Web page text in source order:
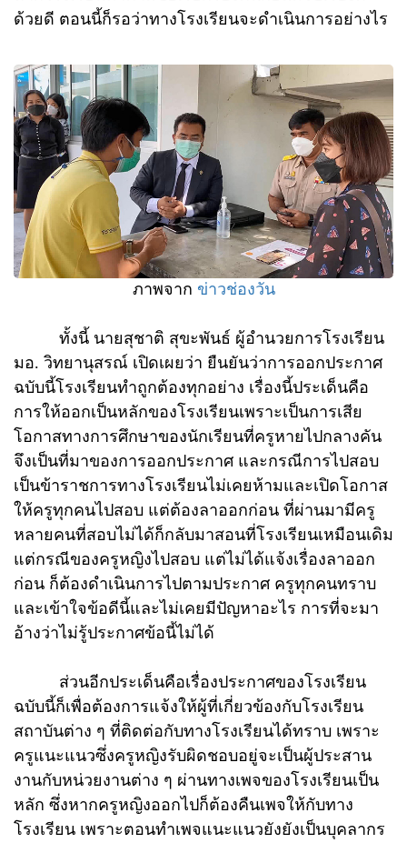
ด้วยดี ตอนนี้ก็รอว่าทางโรงเรียนจะดำเนินการอย่างไร
ภาพจาก ข่าวช่องวัน
ทั้งนี้ นายสุชาติ สุขะพันธ์ ผู้อำนวยการโรงเรียน
มอ. วิทยานุสรณ์ เปิดเผยว่า ยืนยันว่าการออกประกาศ
ฉบับนี้โรงเรียนทำถูกต้องทุกอย่าง เรื่องนี้ประเด็นคือ
การให้ออกเป็นหลักของโรงเรียนเพราะเป็นการเสีย
โอกาสทางการศึกษาของนักเรียนที่ครูหายไปกลางคัน
จึงเป็นที่มาของการออกประกาศ และกรณีการไปสอบ
เป็นข้าราชการทางโรงเรียนไม่เคยห้ามและเปิดโอกาส
ให้ครูทุกคนไปสอบ แต่ต้องลาออกก่อน ที่ผ่านมามีครู
หลายคนที่สอบไม่ได้ก็กลับมาสอนที่โรงเรียนเหมือนเดิม
แต่กรณีของครูหญิงไปสอบ แต่ไม่ได้แจ้งเรื่องลาออก
ก่อน ก็ต้องดำเนินการไปตามประกาศ ครูทุกคนทราบ
และเข้าใจข้อดีนี้และไม่เคยมีปัญหาอะไร การที่จะมา
อ้างว่าไม่รู้ประกาศข้อนี้ไม่ได้
ส่วนอีกประเด็นคือเรื่องประกาศของโรงเรียน
ฉบับนี้ก็เพื่อต้องการแจ้งให้ผู้ที่เกี่ยวข้องกับโรงเรียน
สถาบันต่าง ๆ ที่ติดต่อกับทางโรงเรียนได้ทราบ เพราะ
ครูแนะแนวซึ่งครูหญิงรับผิดชอบอยู่จะเป็นผู้ประสาน
งานกับหน่วยงานต่าง ๆ ผ่านทางเพจของโรงเรียนเป็น
หลัก ซึ่งหากครูหญิงออกไปก็ต้องคืนเพจให้กับทาง
โรงเรียน เพราะตอนทำเพจแนะแนวยังยังเป็นบุคลากร